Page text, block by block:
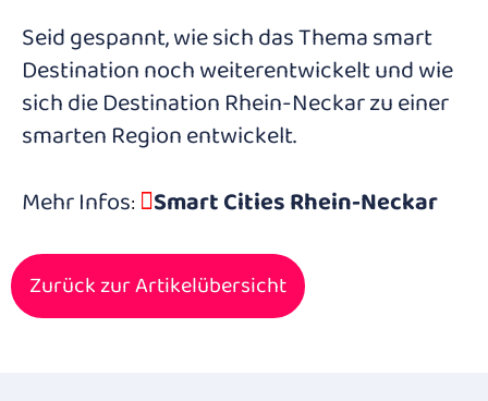
Seid gespannt, wie sich das Thema smart
Destination noch weiterentwickelt und wie
sich die Destination Rhein-Neckar zu einer
smarten Region entwickelt.
Mehr Infos: Smart Cities Rhein-Neckar
Zurück zur Artikelübersicht